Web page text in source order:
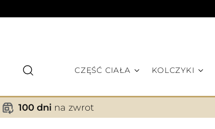
CZĘŚĆ CIAŁA KOLCZYKI
100 dni na zwrot